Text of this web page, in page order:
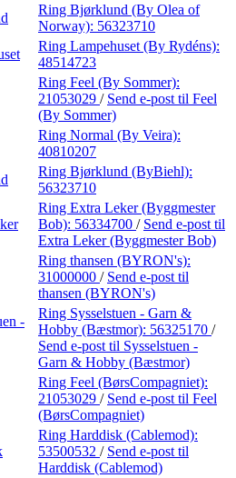
Ring Bjørklund (By Olea of
Norway): 56323710
Ring Lampehuset (By Rydéns):
48514723
Ring Feel (By Sommer):
21053029 / Send e-post til Feel
(By Sommer)
Ring Normal (By Veira):
40810207
Ring Bjørklund (ByBiehl):
56323710
Ring Extra Leker (Byggmester
Bob): 56334700 / Send e-post til
Extra Leker (Byggmester Bob)
Ring thansen (BYRON's):
31000000 / Send e-post til
thansen (BYRON's)
-
Ring Sysselstuen - Garn &
Hobby (Bæstmor): 56325170 /
Send e-post til Sysselstuen -
Garn & Hobby (Bæstmor)
Ring Feel (BørsCompagniet):
21053029 / Send e-post til Feel
(BørsCompagniet)
Ring Harddisk (Cablemod):
53500532 / Send e-post til
Harddisk (Cablemod)